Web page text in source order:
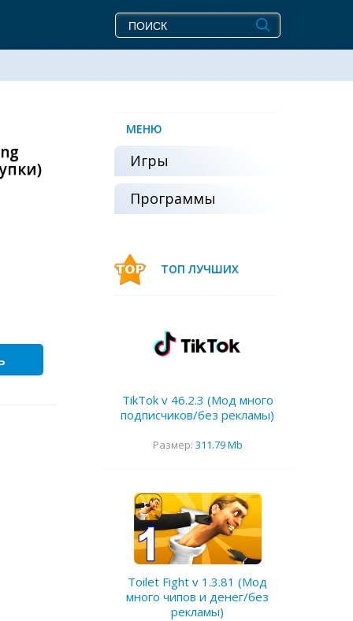
МЕНЮ
Игры
Программы
ТОП ЛУЧШИХ
TikTok v 46.2.3 (Мод много
подписчиков/без рекламы)
Размер: 311.79 Mb
Toilet Fight v 1.3.81 (Мод
много чипов и денег/без
рекламы)